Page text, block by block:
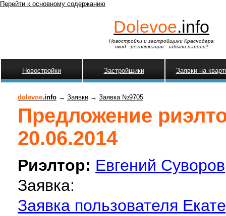
Перейти к основному содержанию
Dolevoe.info
Новостройки и застройщики Краснодара
вход- регистрация- забыли пароль?
Новостройки Застройщики Заявки на
dolevoe.info → Заявки → Заявка №9705
Предложение
20.06.2014
Риэлтор: Евгений Суворов
Заявка:
Заявка пользователя